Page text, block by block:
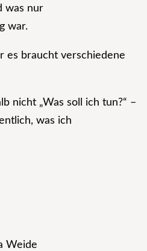
was nur
war.
es braucht verschiedene
nicht „Was soll ich tun?“ –
was ich
Weide